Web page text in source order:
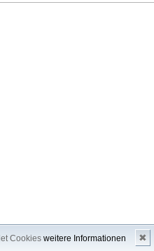
Cookies weitere Informationen ✖